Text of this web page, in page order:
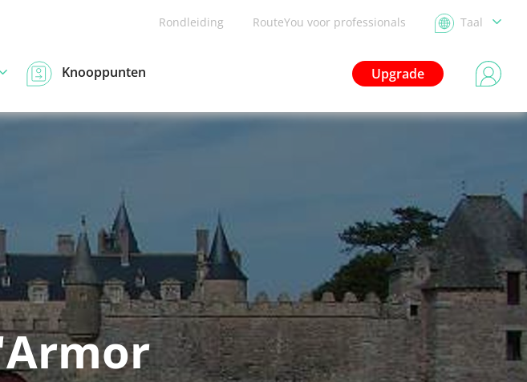
Rondleiding RouteYou voor professionals Taal
Upgrade
Knooppunten